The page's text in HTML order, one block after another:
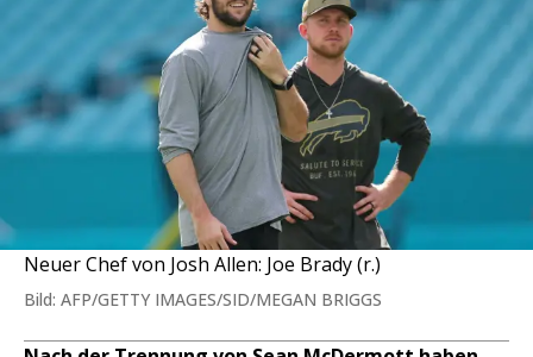
Neuer Chef von Josh Allen: Joe Brady (r.)
Bild: AFP/GETTY IMAGES/SID/MEGAN BRIGGS